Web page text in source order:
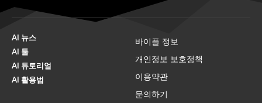
AI 뉴스
AI 툴
AI 튜토리얼
AI 활용법
바이플 정보
개인정보 보호정책
이용약관
문의하기